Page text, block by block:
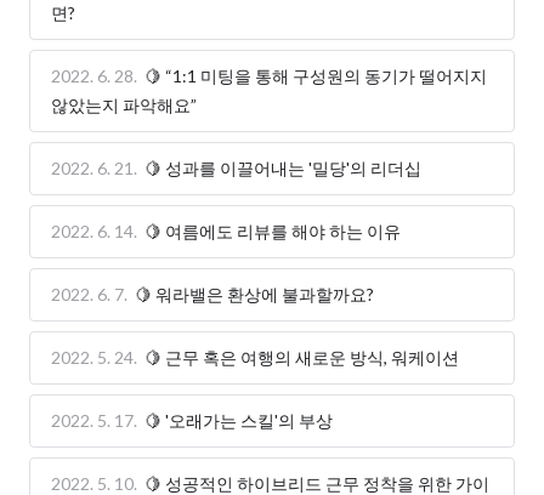
면?
2022. 6. 28. 🍋 “1:1 미팅을 통해 구성원의 동기가 떨어지지
않았는지 파악해요”
2022. 6. 21. 🍋 성과를 이끌어내는 '밀당'의 리더십
2022. 6. 14. 🍋 여름에도 리뷰를 해야 하는 이유
2022. 6. 7. 🍋 워라밸은 환상에 불과할까요?
2022. 5. 24. 🍋 근무 혹은 여행의 새로운 방식, 워케이션
2022. 5. 17. 🍋 '오래가는 스킬'의 부상
2022. 5. 10. 🍋 성공적인 하이브리드 근무 정착을 위한 가이